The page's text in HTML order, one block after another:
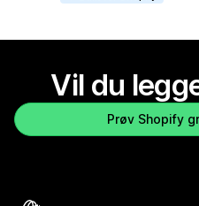
Vil du
Prøv Shopify